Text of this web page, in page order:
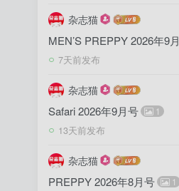
杂志猫
MEN’S PREPPY 2026年9
7天前发布
杂志猫
Safari 2026年9月号 1
13天前发布
杂志猫
PREPPY 2026年8月号 1